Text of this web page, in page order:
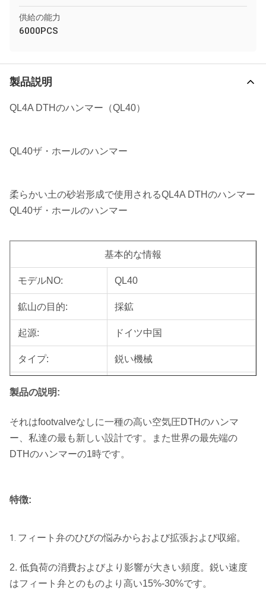
供給の能力
6000PCS
製品説明
QL4A DTHのハンマー（QL40）
QL40ザ・ホールのハンマー
柔らかい土の砂岩形成で使用されるQL4A DTHのハンマー
QL40ザ・ホールのハンマー
基本的な情報
モデルNO: QL40
鉱山の目的: 採鉱
起源: ドイツ中国
タイプ: 鋭い機械
商標:
鉱山の目的
鉱山、鉱石の機械類、石造りの
石切り場
り場
ドリルの直径 65-305mm
輸送のパッケージ 層木箱
製品の説明:
それはfootvalveなしに一種の高い空気圧DTHのハンマ
ー、私達の最も新しい設計です。また世界の最先端の
DTHのハンマーの1時です。
特徴:
1. フィート弁のひびの悩みからおよび拡張および収縮。
2. 低負荷の消費およびより影響が大きい頻度。鋭い速度
はフィート弁とのものより高い15%-30%です。